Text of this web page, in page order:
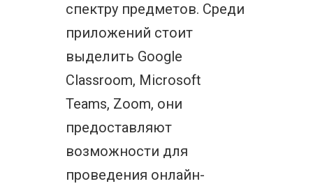
спектру предметов. Среди
приложений стоит
выделить Google
Classroom, Microsoft
Teams, Zoom, они
предоставляют
возможности для
проведения онлайн-